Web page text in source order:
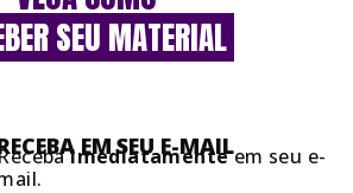
SEU MATERIAL
EM SEUE-MAIL
Imediatamenteem seu e-